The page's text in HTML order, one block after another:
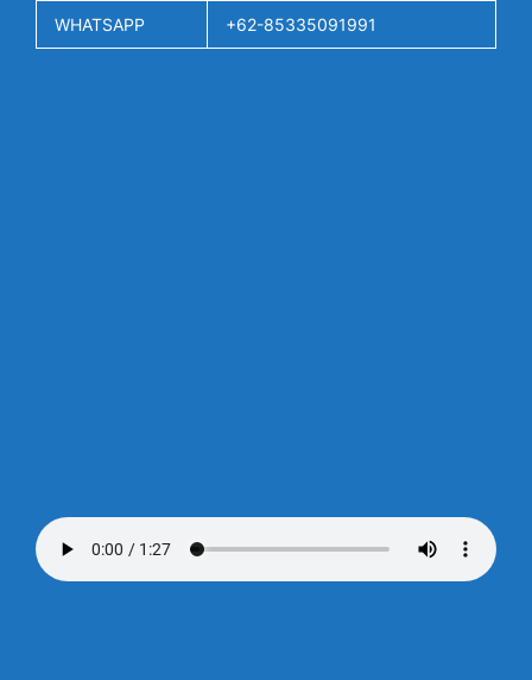
WHATSAPP +62-85335091991